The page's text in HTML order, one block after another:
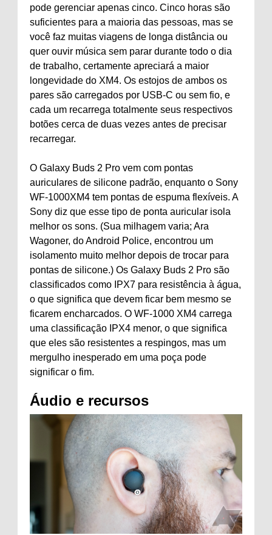
pode gerenciar apenas cinco. Cinco horas são
suficientes para a maioria das pessoas, mas se
você faz muitas viagens de longa distância ou
quer ouvir música sem parar durante todo o dia
de trabalho, certamente apreciará a maior
longevidade do XM4. Os estojos de ambos os
pares são carregados por USB-C ou sem fio, e
cada um recarrega totalmente seus respectivos
botões cerca de duas vezes antes de precisar
recarregar.
O Galaxy Buds 2 Pro vem com pontas
auriculares de silicone padrão, enquanto o Sony
WF-1000XM4 tem pontas de espuma flexíveis. A
Sony diz que esse tipo de ponta auricular isola
melhor os sons. (Sua milhagem varia; Ara
Wagoner, do Android Police, encontrou um
isolamento muito melhor depois de trocar para
pontas de silicone.) Os Galaxy Buds 2 Pro são
classificados como IPX7 para resistência à água,
o que significa que devem ficar bem mesmo se
ficarem encharcados. O WF-1000 XM4 carrega
uma classificação IPX4 menor, o que significa
que eles são resistentes a respingos, mas um
mergulho inesperado em uma poça pode
significar o fim.
Áudio e recursos